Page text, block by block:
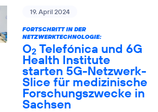
19. April 2024
FORTSCHRITT IN DER
NETZWERKTECHNOLOGIE:
O2 Telefónica und 6G
Health Institute
starten 5G-Netzwerk-
Slice für medizinische
Forschungszwecke in
Sachsen